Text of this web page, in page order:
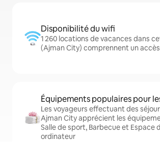
Disponibilité du wifi
1 260 locations de vacances dans
(Ajman City) comprennent un
Équipements populaires pour
Les voyageurs effectuant des
Ajman City apprécient les
Salle de sport, Barbecue et Espace
ordinateur